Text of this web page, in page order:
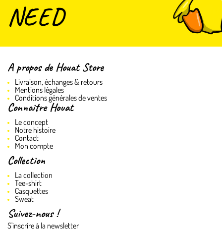
NEED
A propos de Houat Store
Livraison, échanges & retours
Mentions légales
Conditions générales de ventes
Connaitre Houat
Le concept
Notre histoire
Contact
Mon compte
Collection
La collection
Tee-shirt
Casquettes
Sweat
Suivez-nous !
S'inscrire à la newsletter